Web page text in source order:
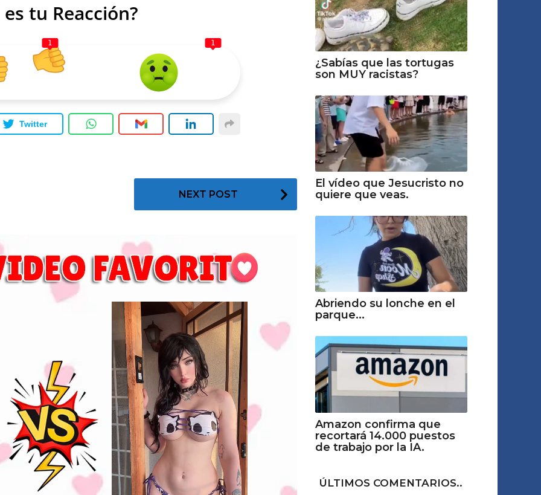
es tu Reacción?
1 1
Twitter
NEXT POST
¿Sabías que las tortugas
son MUY racіstas?
El vídeo que Jesucristo no
quiere que veas.
Abriendo su lonche en el
parque...
Amazon confirma que
recortará 14.000 puestos
de trabajo por la IA.
ÚLTIMOS COMENTARIOS..